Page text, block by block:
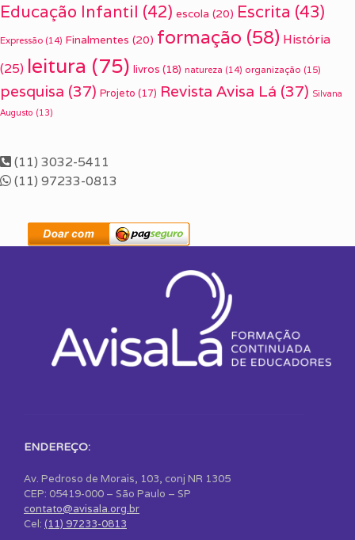
Educação Infantil (42) escola (20) Escrita (43)
Expressão (14) Finalmentes (20) formação (58) História
(25) leitura (75) livros (18) natureza (14) organização (15)
pesquisa (37) Projeto (17) Revista Avisa Lá (37) Silvana
Augusto (13)
(11) 3032-5411
(11) 97233-0813
ENDEREÇO:
Av. Pedroso de Morais, 103, conj NR 1305
CEP: 05419-000 – São Paulo – SP
contato@avisala.org.br
Cel: (11) 97233-0813